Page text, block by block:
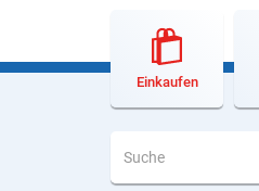
Einkaufen
Neuburg App
Aktuelles